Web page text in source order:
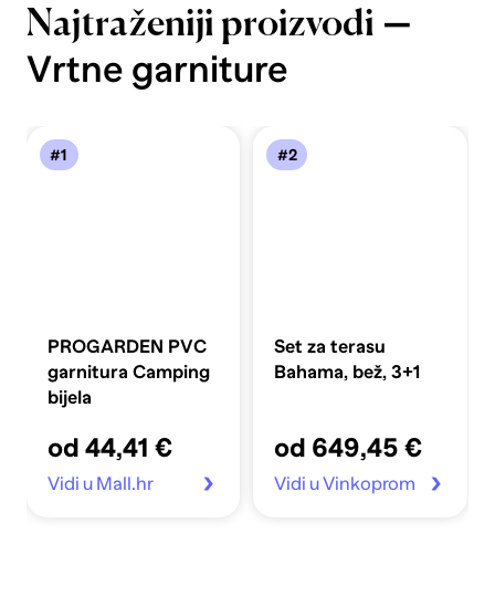
Najtraženiji proizvodi —
Vrtne garniture
#1
PROGARDEN PVC
garnitura Camping
bijela
od 44,41 €
Vidi u Mall.hr
#2
Set za terasu
Bahama, bež, 3+1
od 649,45 €
Vidi u Vinkoprom